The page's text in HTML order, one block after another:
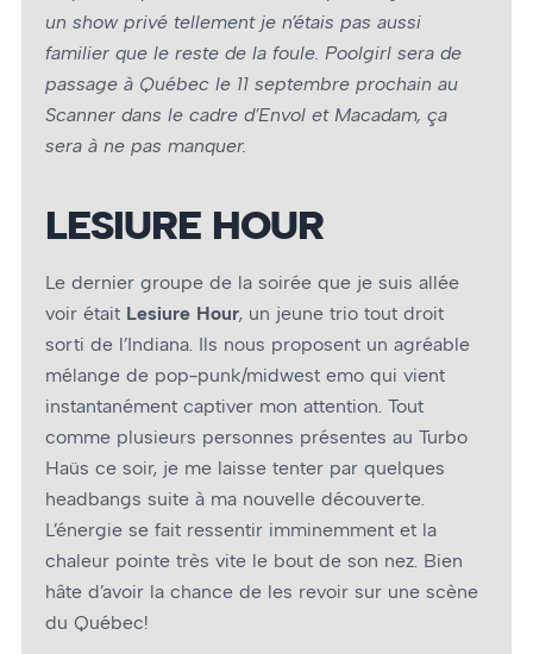
un show privé tellement je n’étais pas aussi
familier que le reste de la foule. Poolgirl sera de
passage à Québec le 11 septembre prochain au
Scanner dans le cadre d’Envol et Macadam, ça
sera à ne pas manquer.
LESIURE HOUR
Le dernier groupe de la soirée que je suis allée
voir était Lesiure Hour, un jeune trio tout droit
sorti de l’Indiana. Ils nous proposent un agréable
mélange de pop-punk/midwest emo qui vient
instantanément captiver mon attention. Tout
comme plusieurs personnes présentes au Turbo
Haüs ce soir, je me laisse tenter par quelques
headbangs suite à ma nouvelle découverte.
L’énergie se fait ressentir imminemment et la
chaleur pointe très vite le bout de son nez. Bien
hâte d’avoir la chance de les revoir sur une scène
du Québec!